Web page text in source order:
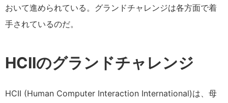
おいて進められている。グランドチャレンジは各方面で着
手されているのだ。
HCIIのグランドチャレンジ
HCII (Human Computer Interaction International)は、母